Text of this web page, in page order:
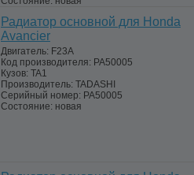
Радиатор основной для Honda
Avancier
Двигатель: F23A
Код производителя: PA50005
Кузов: TA1
Производитель: TADASHI
Серийный номер: PA50005
Состояние: новая